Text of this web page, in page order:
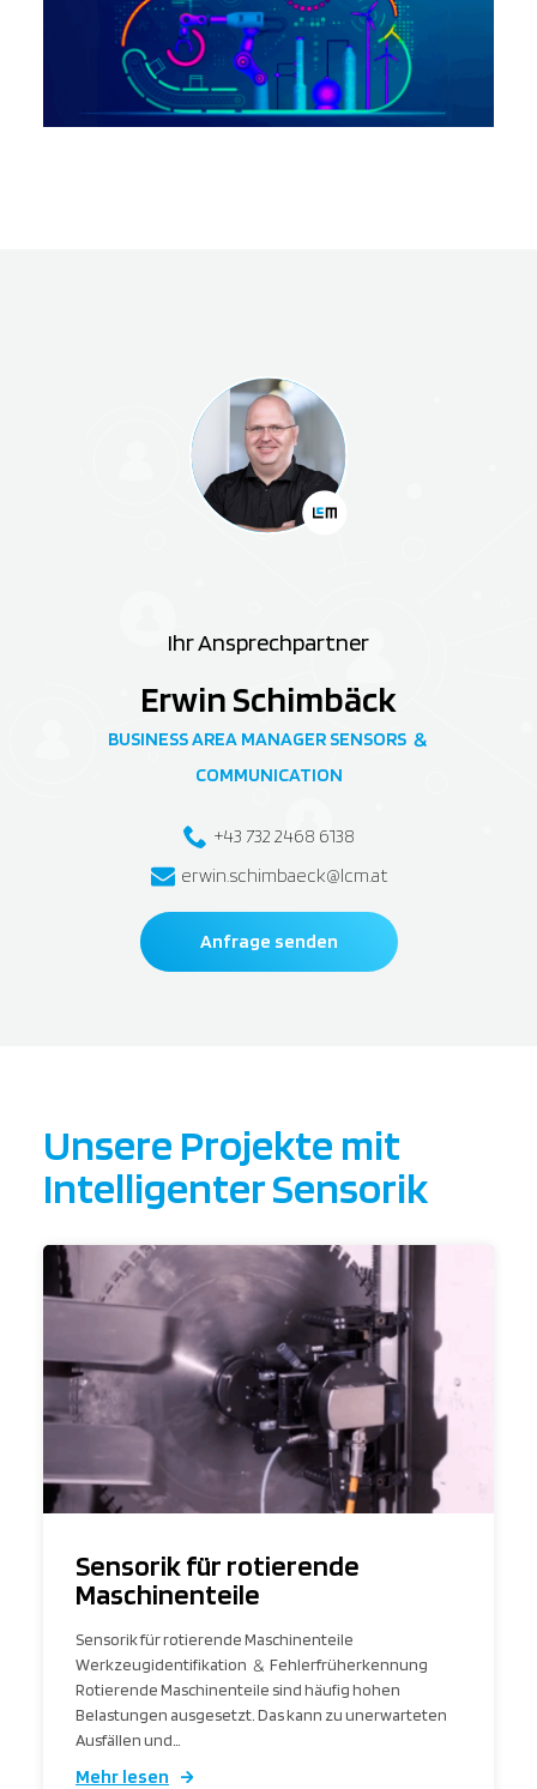
Ihr Ansprechpartner
Erwin Schimbäck
BUSINESS AREA MANAGER SENSORS &
COMMUNICATION
+43 732 2468 6138
erwin.schimbaeck@lcm.at
Anfrage senden
Unsere Projekte mit
Intelligenter Sensorik
Sensorik für rotierende
Maschinenteile
Sensorik für rotierende Maschinenteile
Werkzeugidentifikation & Fehlerfrüherkennung
Rotierende Maschinenteile sind häufig hohen
Belastungen ausgesetzt. Das kann zu unerwarteten
Ausfällen und…
Mehr lesen